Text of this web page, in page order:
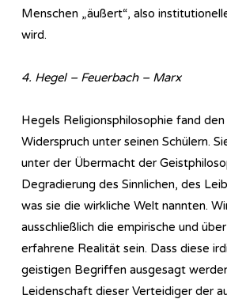
Menschen „äußert“, also
wird.
4. Hegel – Feuerbach – Marx
Hegels Re­li­gi­ons­phi­lo­so­phie fand
Widerspruch unter seinen Schülern.
unter der Übermacht der
Degradierung des Sinnlichen, des
was sie die wirkliche Welt nannten.
ausschließlich die empirische und
erfahrene Realität sein. Dass diese
geistigen Begriffen ausgesagt
Leidenschaft dieser Verteidiger der